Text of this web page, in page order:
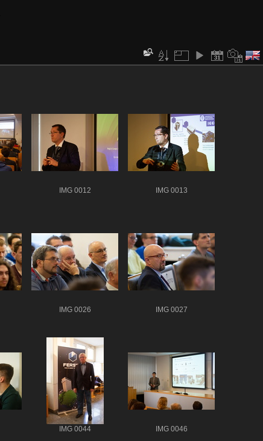
IMG 0012 IMG 0013
IMG 0026 IMG 0027
IMG 0044 IMG 0046